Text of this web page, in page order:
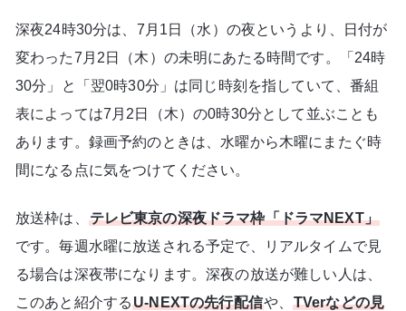
深夜24時30分は、7月1日（水）の夜というより、日付が
変わった7月2日（木）の未明にあたる時間です。「24時
30分」と「翌0時30分」は同じ時刻を指していて、番組
表によっては7月2日（木）の0時30分として並ぶことも
あります。録画予約のときは、水曜から木曜にまたぐ時
間になる点に気をつけてください。
放送枠は、 テレビ東京の深夜ドラマ枠「ドラマNEXT」
です。毎週水曜に放送される予定で、リアルタイムで見
る場合は深夜帯になります。深夜の放送が難しい人は、
このあと紹介するU-NEXTの先行配信や、 TVerなどの見